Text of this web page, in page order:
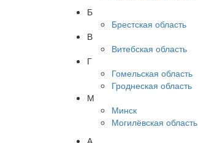
Б
Брестская область
В
Витебская область
Г
Гомельская область
Гроднеская область
М
Минск
Могилёвская область
А